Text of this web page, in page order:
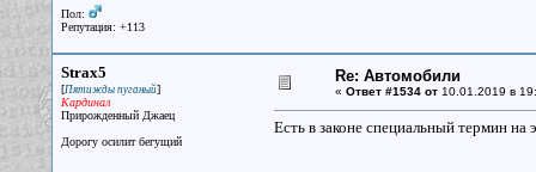
Пол:
Репутация: +113
Strax5
[Пятижды пуганый]
Кардинал
Прирожденный Джаец
Дорогу осилит бегущий
Re: Автомобили
« Ответ #1534 от10.01.2019 в
Есть в законе специальный термин